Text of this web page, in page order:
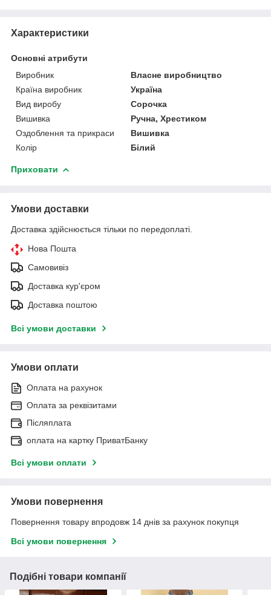
Характеристики
Основні атрибути
Виробник
Власне виробництво
Країна виробник
Україна
Вид виробу
Сорочка
Вишивка
Ручна, Хрестиком
Оздоблення та прикраси
Вишивка
Колір
Білий
Приховати
Умови доставки
Доставка здійснюється тільки по передоплаті.
Нова Пошта
Самовивіз
Доставка кур'єром
Доставка поштою
Всі умови доставки
Умови оплати
Оплата на рахунок
Оплата за реквізитами
Післяплата
оплата на картку ПриватБанку
Всі умови оплати
Умови повернення
Повернення товару впродовж 14 днів за рахунок покупця
Всі умови повернення
Подібні товари компанії